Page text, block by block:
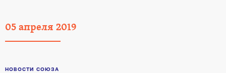
05апреля 2019
НОВОСТИ СОЮЗА